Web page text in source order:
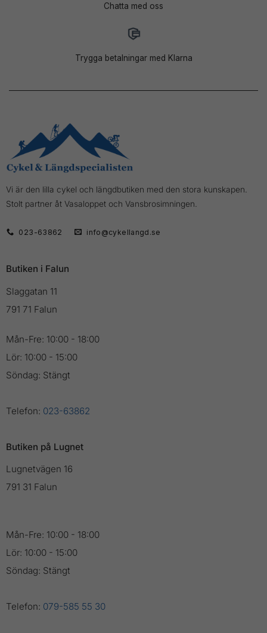
Chatta med oss
Trygga betalningar med Klarna
Vi är den lilla cykel och längdbutiken med den stora kunskapen.
Stolt partner åt Vasaloppet och Vansbrosimningen.
023-63862 info@cykellangd.se
Butiken i Falun
Slaggatan 11
791 71 Falun
Mån-Fre: 10:00 - 18:00
Lör: 10:00 - 15:00
Söndag: Stängt
Telefon: 023-63862
Butiken på Lugnet
Lugnetvägen 16
791 31 Falun
Mån-Fre: 10:00 - 18:00
Lör: 10:00 - 15:00
Söndag: Stängt
Telefon: 079-585 55 30